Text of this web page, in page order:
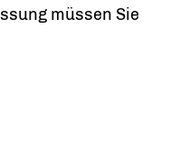
müssen Sie